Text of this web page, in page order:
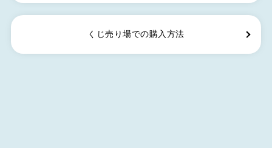
くじ売り場での購入方法